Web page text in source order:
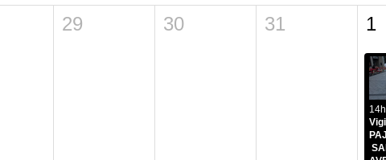
29 30 31 1